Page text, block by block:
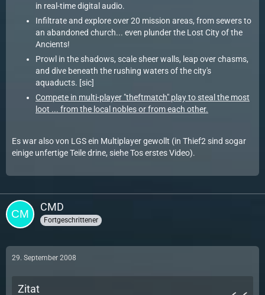
in real-time digital audio.
Infiltrate and explore over 20 mission areas, from sewers to
an abandoned church... even plunder the Lost City of the
Ancients!
Prowl in the shadows, scale sheer walls, leap over chasms,
and dive beneath the rushing waters of the city's
aquaducts. [sic]
Compete in multi-player "theftmatch" play to steal the most
loot ... from the local nobles or from each other.
Es war also von LGS ein Multiplayer gewollt (in Thief2 sind sogar
einige unfertige Teile drine, siehe Tos erstes Video).
CMD
Fortgeschrittener
29. September 2008
Zitat